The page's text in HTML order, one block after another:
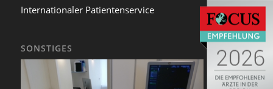
Internationaler Patientenservice
SONSTIGES